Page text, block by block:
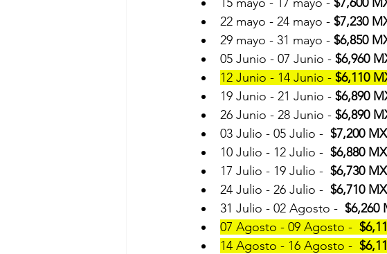
22 mayo - 24 mayo - $7,230
29 mayo - 31 mayo - $6,850
05 Junio - 07 Junio - $6,960
12 Junio - 14 Junio - $6,110
19 Junio - 21 Junio - $6,890
26 Junio - 28 Junio - $6,890
03 Julio - 05 Julio - $7,200
10 Julio - 12 Julio - $6,880
17 Julio - 19 Julio - $6,730
24 Julio - 26 Julio - $6,710
31 Julio - 02 Agosto - $6,260
07 Agosto - 09 Agosto -
14 Agosto - 16 Agosto -